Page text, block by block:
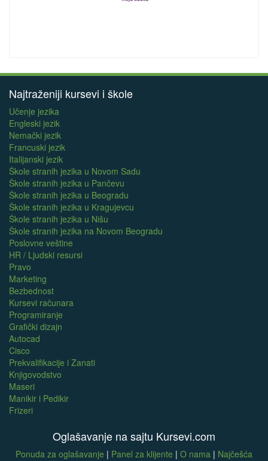
Najtraženiji kursevi i škole
Učenje jezika
Engleski jezik
Nemački jezik
Francuski jezik
Italijanski jezik
Škole stranih jezika u Novom Sadu
Škole stranih jezika u Pančevu
Škole stranih jezika u Beogradu
Škole stranih jezika u Kragujevcu
Škole stranih jezika u Nišu
Škole stranih jezika na Novom Beogradu
Poslovne veštine
HR / Ljudski resursi
Pravo
Marketing
Bezbednost
Kursevi računara
Programiranje
Grafički dizajn
Autocad
Cisco
Prekvalifikacije i Zanati
Knjigovodstvo
Maseri
Manikir i Pedikir
Frizeri
Oglašavanje na sajtu Kursevi.com
Ponuda za oglašavanje | Panel za klijente | O nama | Najčešća